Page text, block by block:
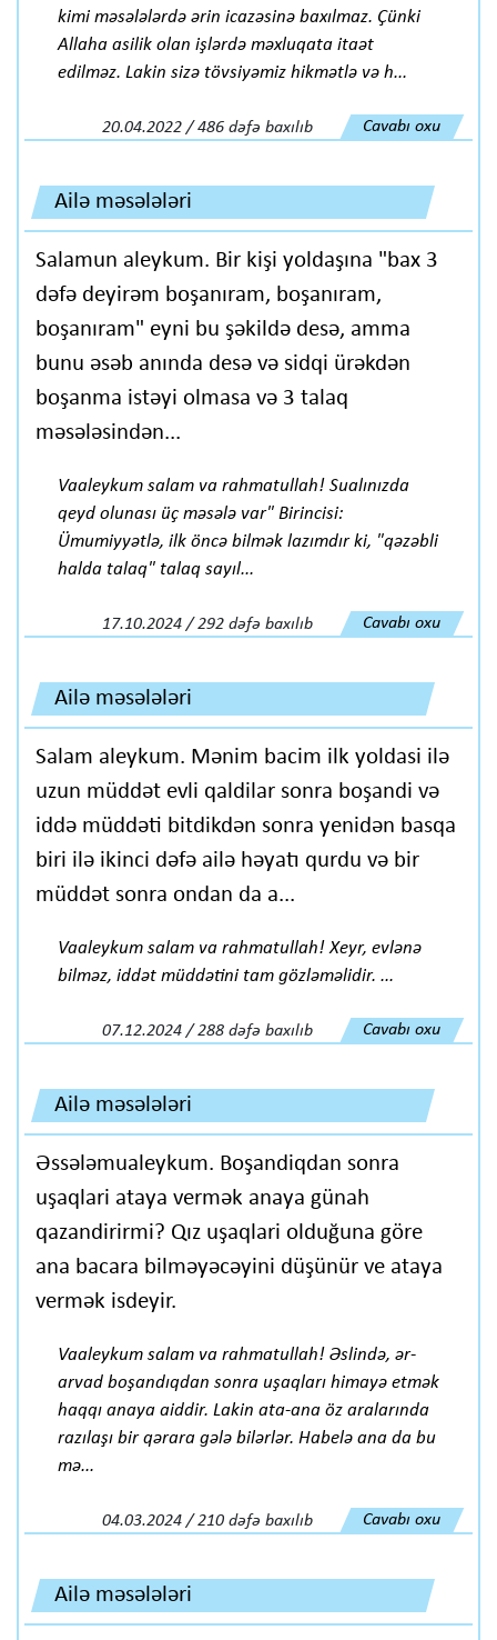
kimi məsələlərdə ərin icazəsinə baxılmaz. Çünki
Allaha asilik olan işlərdə məxluqata itaət
edilməz. Lakin sizə tövsiyəmiz hikmətlə və h...
20.04.2022 / 486 dəfə baxılıb Cavabı oxu
Ailə məsələləri
Salamun aleykum. Bir kişi yoldaşına "bax 3
dəfə deyirəm boşanıram, boşanıram,
boşanıram" eyni bu şəkildə desə, amma
bunu əsəb anında desə və sidqi ürəkdən
boşanma istəyi olmasa və 3 talaq
məsələsindən...
Vaaleykum salam va rahmatullah! Sualınızda
qeyd olunası üç məsələ var" Birincisi:
Ümumiyyətlə, ilk öncə bilmək lazımdır ki, "qəzəbli
halda talaq" talaq sayıl...
17.10.2024 / 292 dəfə baxılıb Cavabı oxu
Ailə məsələləri
Salam aleykum. Mənim bacim ilk yoldasi ilə
uzun müddət evli qaldilar sonra boşandi və
iddə müddəti bitdikdən sonra yenidən basqa
biri ilə ikinci dəfə ailə həyatı qurdu və bir
müddət sonra ondan da a...
Vaaleykum salam va rahmatullah! Xeyr, evlənə
bilməz, iddət müddətini tam gözləməlidir. ...
07.12.2024 / 288 dəfə baxılıb Cavabı oxu
Ailə məsələləri
Əssələmualeykum. Boşandiqdan sonra
uşaqlari ataya vermək anaya günah
qazandirirmi? Qız uşaqlari olduğuna göre
ana bacara bilməyəcəyini düşünür ve ataya
vermək isdeyir.
Vaaleykum salam va rahmatullah! Əslində, ər-
arvad boşandıqdan sonra uşaqları himayə etmək
haqqı anaya aiddir. Lakin ata-ana öz aralarında
razılaşı bir qərara gələ bilərlər. Habelə ana da bu
mə...
04.03.2024 / 210 dəfə baxılıb Cavabı oxu
Ailə məsələləri